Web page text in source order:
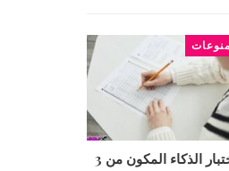
منوعات
اختبار الذكاء المكون من 3